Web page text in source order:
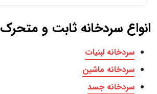
انواع سردخانه ثابت و متحرک
سردخانه لبنیات
سردخانه ماشین
سردخانه جسد